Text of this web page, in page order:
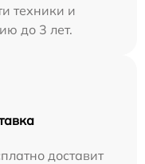
техники и
до 3 лет.
доставит